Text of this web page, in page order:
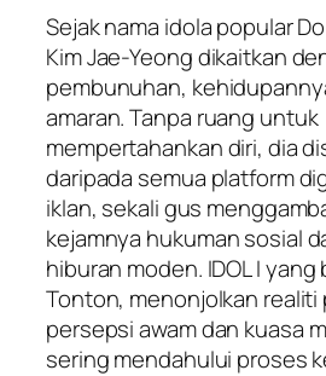
Sejak nama idola popular
Kim Jae-Yeong dikaitkan
pembunuhan,
amaran. Tanpa ruang untuk
mempertahankan diri, dia
daripada semua platform
iklan, sekali gus
kejamnya hukuman sosial
hiburan moden. IDOL Iyang
Tonton, menonjolkan realiti
persepsi awam dan kuasa
sering mendahului proses